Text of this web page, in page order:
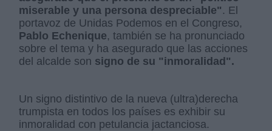
miserable y una persona despreciable" . El
portavoz de Unidas Podemos en el Congreso,
Pablo Echenique, también se ha pronunciado
sobre el tema y ha asegurado que las acciones
del alcalde son signo de su "inmoralidad".
Un signo distintivo de la nueva (ultra)derecha
trumpista en todos los países es exhibir su
inmoralidad con petulancia jactanciosa.